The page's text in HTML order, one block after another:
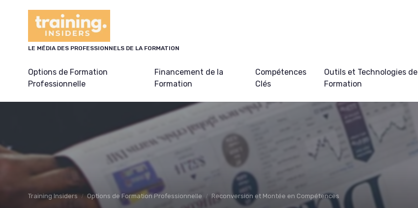
LE MÉDIA DES PROFESSIONNELS DE LA FORMATION
Options de Formation
Professionnelle
Financement de la
Formation
Compétences
Clés
Outils et Technologies de
Formation
Training Insiders Options de Formation Professionnelle Reconversion et Montée en Compétences